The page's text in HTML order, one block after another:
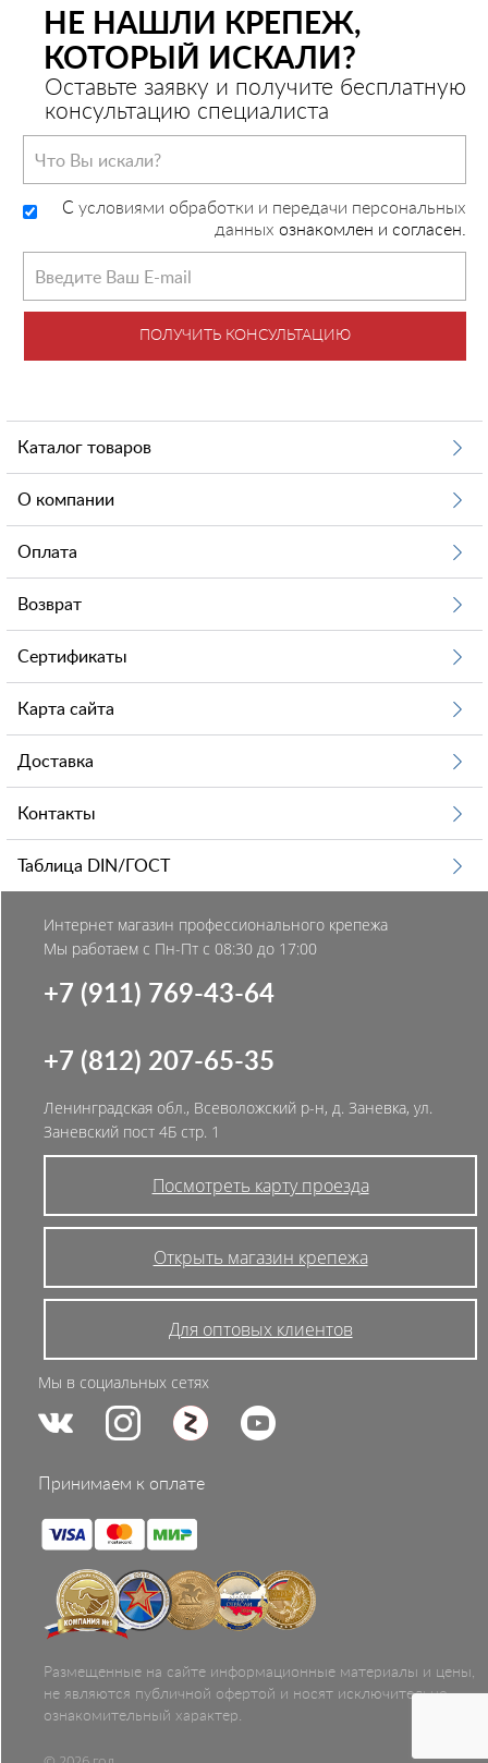
НЕ НАШЛИ КРЕПЕЖ,
КОТОРЫЙ ИСКАЛИ?
Оставьте заявку и получите бесплатную
консультацию специалиста
C условиями обработки и передачи персональных
данных ознакомлен и согласен.
ПОЛУЧИТЬ КОНСУЛЬТАЦИЮ
Каталог товаров
О компании
Оплата
Возврат
Сертификаты
Карта сайта
Доставка
Контакты
Таблица DIN/ГОСТ
Интернет магазин профессионального крепежа
Мы работаем с Пн-Пт с 08:30 до 17:00
+7 (911) 769-43-64
+7 (812) 207-65-35
Ленинградская обл., Всеволожский р-н, д. Заневка, ул.
Заневский пост 4Б стр. 1
Посмотреть карту проезда
Открыть магазин крепежа
Для оптовых клиентов
Мы в социальных сетях
Принимаем к оплате
Размещенные на сайте информационные материалы и цены,
не являются публичной офертой и носят исключительно
ознакомительный характер.